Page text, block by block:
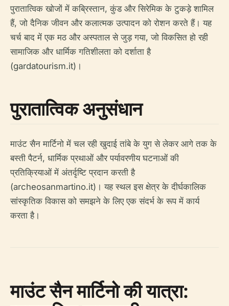
पुरातात्विक खोजों में कब्रिस्तान, कुंड और सिरेमिक के टुकड़े शामिल
हैं, जो दैनिक जीवन और कलात्मक उत्पादन को रोशन करते हैं। यह
चर्च बाद में एक मठ और अस्पताल से जुड़ गया, जो विकसित हो रही
सामाजिक और धार्मिक गतिशीलता को दर्शाता है
(gardatourism.it)।
पुरातात्विक अनुसंधान
माउंट सैन मार्टिनो में चल रही खुदाई तांबे के युग से लेकर आगे तक के
बस्ती पैटर्न, धार्मिक प्रथाओं और पर्यावरणीय घटनाओं की
प्रतिक्रियाओं में अंतर्दृष्टि प्रदान करती है
(archeosanmartino.it)। यह स्थल इस क्षेत्र के दीर्घकालिक
सांस्कृतिक विकास को समझने के लिए एक संदर्भ के रूप में कार्य
करता है।
माउंट सैन मार्टिनो की यात्रा: